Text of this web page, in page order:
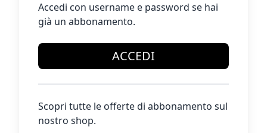
Accedi con username e password se hai
già un abbonamento.
ACCEDI
Scopri tutte le offerte di abbonamento sul
nostro shop.